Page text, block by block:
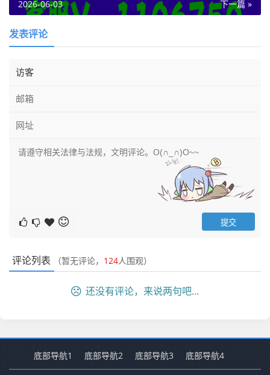
下一篇 »
2026-06-03
发表评论
评论列表 （暂无评论， 124人围观）
还没有评论，来说两句吧...
底部导航1 底部导航2 底部导航3 底部导航4